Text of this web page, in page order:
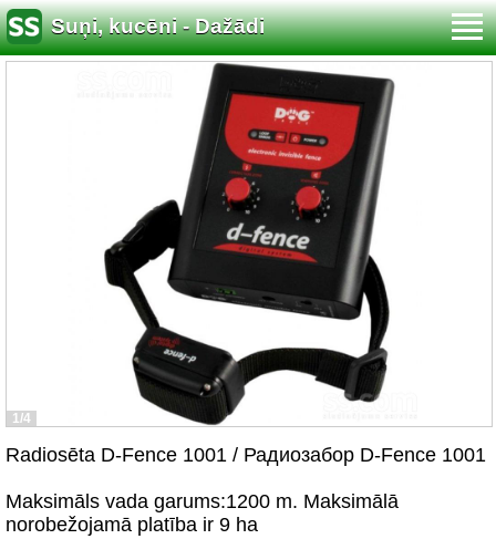
Suņi, kucēni - Dažādi
1/4
Radiosēta D-Fence 1001 / Радиозабор D-Fence 1001
Maksimāls vada garums:1200 m. Maksimālā
norobežojamā platība ir 9 ha